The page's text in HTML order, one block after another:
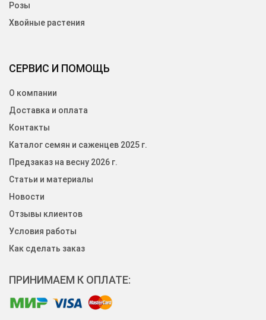
СЕРВИС И ПОМОЩЬ
О компании
Доставка и оплата
Контакты
Каталог семян и саженцев 2025 г.
Предзаказ на весну 2026 г.
Статьи и материалы
Новости
Отзывы клиентов
Условия работы
Как сделать заказ
Розы
Хвойные растения
ПРИНИМАЕМ К ОПЛАТЕ: